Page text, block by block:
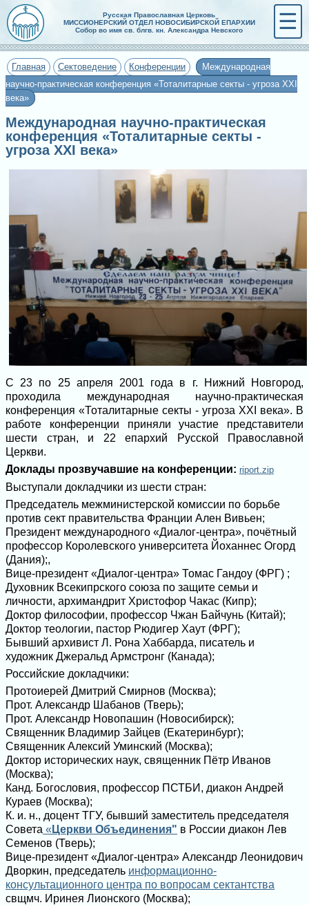
Русская Православная Церковь
МИССИОНЕРСКИЙ ОТДЕЛ НОВОСИБИРСКОЙ ЕПАРХИИ
Собор во имя св. блгв. кн. Александра Невского
☰
Главная Сектоведение Конференции
Международная
научно-практическая конференция «Тоталитарные секты - угроза ХХI
века»
Международная научно-практическая
конференция «Тоталитарные секты -
угроза ХХI века»
С 23 по 25 апреля 2001 года в г. Нижний Новгород,
проходила международная научно-практическая
конференция «Тоталитарные секты - угроза ХХI века». В
работе конференции приняли участие представители
шести стран, и 22 епархий Русской Православной
Церкви.
Доклады прозвучавшие на конференции: riport.zip
Выступали докладчики из шести стран:
Председатель межминистерской комиссии по борьбе
против сект правительства Франции Ален Вивьен;
Президент международного «Диалог-центра», почётный
профессор Королевского университета Йоханнес Огорд
(Дания);,
Вице-президент «Диалог-центра» Томас Гандоу (ФРГ) ;
Духовник Всекипрского союза по защите семьи и
личности, архимандрит Христофор Чакас (Кипр);
Доктор философии, профессор Чжан Байчунь (Китай);
Доктор теологии, пастор Рюдигер Хаут (ФРГ);
Бывший архивист Л. Рона Хаббарда, писатель и
художник Джеральд Армстронг (Канада);
Российские докладчики:
Протоиерей Дмитрий Смирнов (Москва);
Прот. Александр Шабанов (Тверь);
Прот. Александр Новопашин (Новосибирск);
Священник Владимир Зайцев (Екатеринбург);
Священник Алексий Уминский (Москва);
Доктор исторических наук, священник Пётр Иванов
(Москва);
Канд. Богословия, профессор ПСТБИ, диакон Андрей
Кураев (Москва);
К. и. н., доцент ТГУ, бывший заместитель председателя
Совета « Церкви Объединения" в России диакон Лев
Семенов (Тверь);
Вице-президент «Диалог-центра» Александр Леонидович
Дворкин, председатель информационно-
консультационного центра по вопросам сектантства
свщмч. Иринея Лионского (Москва);